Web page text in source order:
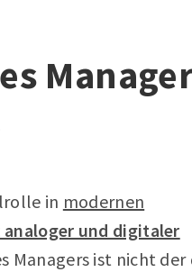
in modernen
analoger und digitaler
Managers ist nicht